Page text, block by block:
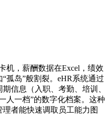
机，薪酬数据在Excel，绩效
孤岛”般割裂。eHR系统通过
信息（入职、考勤、培训、
人一档”的数字化档案。这种
者能快速调取员工能力图